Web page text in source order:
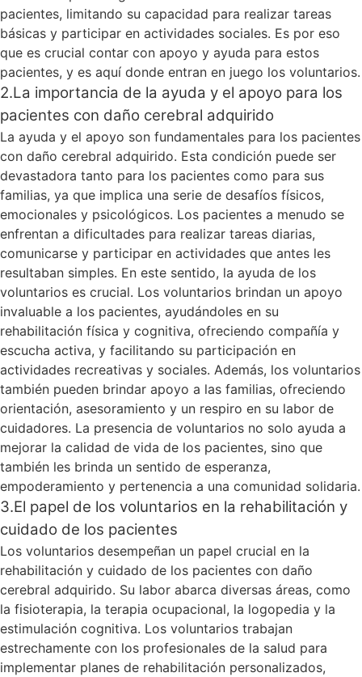
pacientes, limitando su capacidad para realizar tareas
básicas y participar en actividades sociales. Es por eso
que es crucial contar con apoyo y ayuda para estos
pacientes, y es aquí donde entran en juego los voluntarios.
2.La importancia de la ayuda y el apoyo para los
pacientes con daño cerebral adquirido
La ayuda y el apoyo son fundamentales para los pacientes
con daño cerebral adquirido. Esta condición puede ser
devastadora tanto para los pacientes como para sus
familias, ya que implica una serie de desafíos físicos,
emocionales y psicológicos. Los pacientes a menudo se
enfrentan a dificultades para realizar tareas diarias,
comunicarse y participar en actividades que antes les
resultaban simples. En este sentido, la ayuda de los
voluntarios es crucial. Los voluntarios brindan un apoyo
invaluable a los pacientes, ayudándoles en su
rehabilitación física y cognitiva, ofreciendo compañía y
escucha activa, y facilitando su participación en
actividades recreativas y sociales. Además, los voluntarios
también pueden brindar apoyo a las familias, ofreciendo
orientación, asesoramiento y un respiro en su labor de
cuidadores. La presencia de voluntarios no solo ayuda a
mejorar la calidad de vida de los pacientes, sino que
también les brinda un sentido de esperanza,
empoderamiento y pertenencia a una comunidad solidaria.
3.El papel de los voluntarios en la rehabilitación y
cuidado de los pacientes
Los voluntarios desempeñan un papel crucial en la
rehabilitación y cuidado de los pacientes con daño
cerebral adquirido. Su labor abarca diversas áreas, como
la fisioterapia, la terapia ocupacional, la logopedia y la
estimulación cognitiva. Los voluntarios trabajan
estrechamente con los profesionales de la salud para
implementar planes de rehabilitación personalizados,